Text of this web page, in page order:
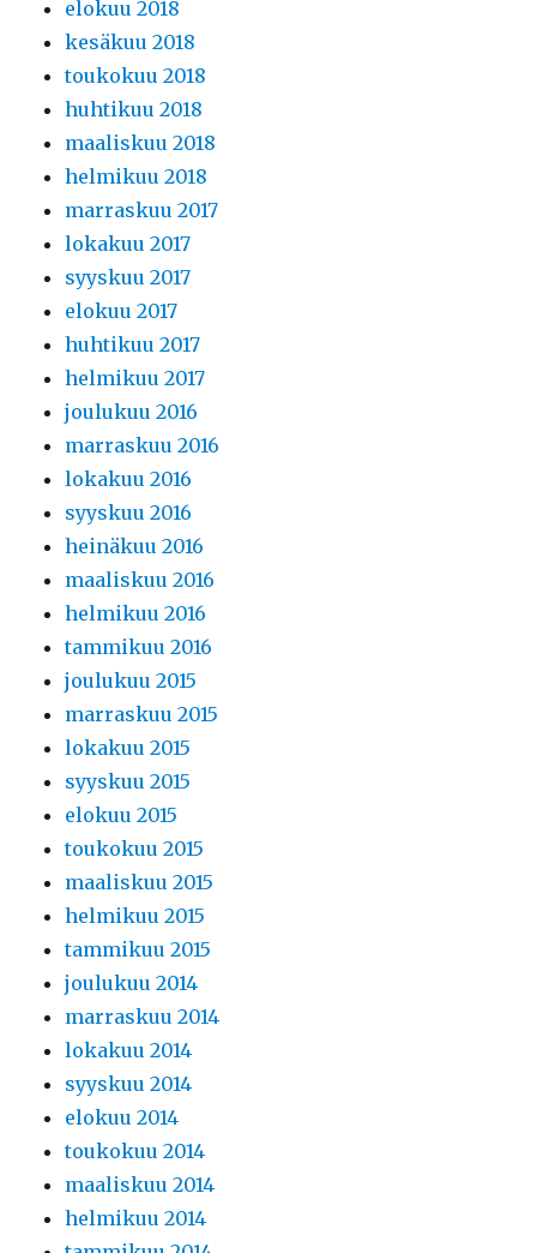
elokuu 2018
kesäkuu 2018
toukokuu 2018
huhtikuu 2018
maaliskuu 2018
helmikuu 2018
marraskuu 2017
lokakuu 2017
syyskuu 2017
elokuu 2017
huhtikuu 2017
helmikuu 2017
joulukuu 2016
marraskuu 2016
lokakuu 2016
syyskuu 2016
heinäkuu 2016
maaliskuu 2016
helmikuu 2016
tammikuu 2016
joulukuu 2015
marraskuu 2015
lokakuu 2015
syyskuu 2015
elokuu 2015
toukokuu 2015
maaliskuu 2015
helmikuu 2015
tammikuu 2015
joulukuu 2014
marraskuu 2014
lokakuu 2014
syyskuu 2014
elokuu 2014
toukokuu 2014
maaliskuu 2014
helmikuu 2014